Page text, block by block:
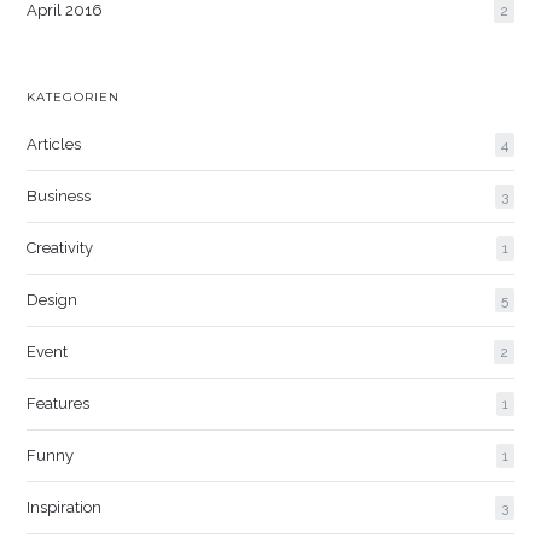
April 2016 2
KATEGORIEN
Articles 4
Business 3
Creativity 1
Design 5
Event 2
Features 1
Funny 1
Inspiration 3